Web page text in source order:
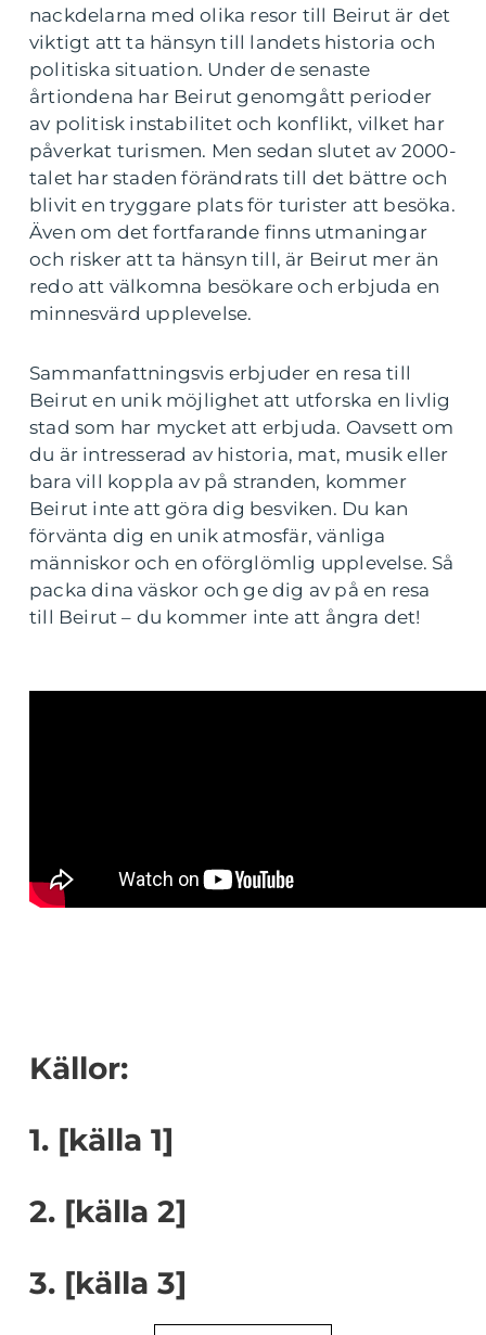
nackdelarna med olika resor till Beirut är det
viktigt att ta hänsyn till landets historia och
politiska situation. Under de senaste
årtiondena har Beirut genomgått perioder
av politisk instabilitet och konflikt, vilket har
påverkat turismen. Men sedan slutet av 2000-
talet har staden förändrats till det bättre och
blivit en tryggare plats för turister att besöka.
Även om det fortfarande finns utmaningar
och risker att ta hänsyn till, är Beirut mer än
redo att välkomna besökare och erbjuda en
minnesvärd upplevelse.
Sammanfattningsvis erbjuder en resa till
Beirut en unik möjlighet att utforska en livlig
stad som har mycket att erbjuda. Oavsett om
du är intresserad av historia, mat, musik eller
bara vill koppla av på stranden, kommer
Beirut inte att göra dig besviken. Du kan
förvänta dig en unik atmosfär, vänliga
människor och en oförglömlig upplevelse. Så
packa dina väskor och ge dig av på en resa
till Beirut – du kommer inte att ångra det!
Källor:
1. [källa 1]
2. [källa 2]
3. [källa 3]